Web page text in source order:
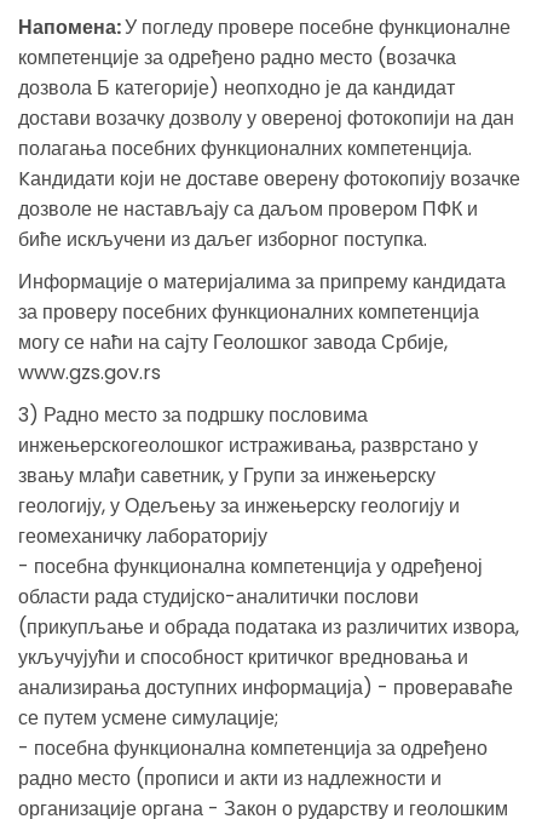
Напомена:У погледу провере посебне функционалне
компетенције за одређено радно место (возачка
дозвола Б категорије) неопходно је да кандидат
достави возачку дозволу у овереној фотокопији на дан
полагања посебних функционалних компетенција.
Kандидати који не доставе оверену фотокопију возачке
дозволе не настављају са даљом провером ПФК и
биће искључени из даљег изборног поступка.
Информације о материјалима за припрему кандидата
за проверу посебних функционалних компетенција
могу се наћи на сајту Геолошког завода Србије,
www.gzs.gov.rs
3) Радно место за подршку пословима
инжењерскогеолошког истраживања, разврстано у
звању млађи саветник, у Групи за инжењерску
геологију, у Одељењу за инжењерску геологију и
геомеханичку лабораторију
- посебна функционална компетенција у одређеној
области рада студијско-аналитички послови
(прикупљање и обрада података из различитих извора,
укључујући и способност критичког вредновања и
анализирања доступних информација) - провераваће
се путем усмене симулације;
- посебна функционална компетенција за одређено
радно место (прописи и акти из надлежности и
организације органа - Закон о рударству и геолошким